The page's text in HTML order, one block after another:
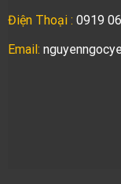
Điện Thoại : 0919
Email: